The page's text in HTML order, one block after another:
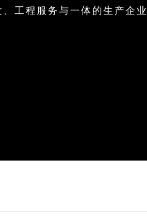
工程服务与一体的生产企